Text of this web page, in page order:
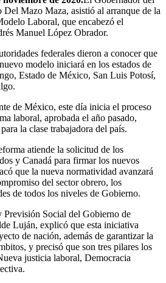
Mazo Maza, asistió al arranque de la
Laboral, que encabezó el
Manuel López Obrador.
federales dieron a conocer que
modelo iniciará en los estados de
Estado de México, San Luis Potosí,
de México, este día inicia el proceso
laboral, aprobada el año pasado,
la clase trabajadora del país.
atiende la solicitud de los
y Canadá para firmar los nuevos
que la nueva normatividad avanzará
del sector obrero, los
de todos los niveles de Gobierno.
Previsión Social del Gobierno de
Luján, explicó que esta iniciativa
de nación, además de garantizar la
y precisó que son tres pilares los
justicia laboral, Democracia